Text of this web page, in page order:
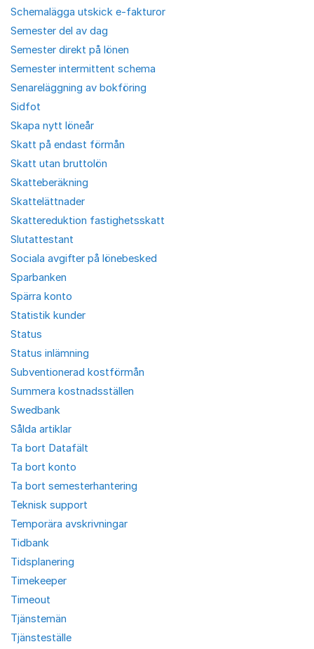
Schemalägga utskick e-fakturor
Semester del av dag
Semester direkt på lönen
Semester intermittent schema
Senareläggning av bokföring
Sidfot
Skapa nytt löneår
Skatt på endast förmån
Skatt utan bruttolön
Skatteberäkning
Skattelättnader
Skattereduktion fastighetsskatt
Slutattestant
Sociala avgifter på lönebesked
Sparbanken
Spärra konto
Statistik kunder
Status
Status inlämning
Subventionerad kostförmån
Summera kostnadsställen
Swedbank
Sålda artiklar
Ta bort Datafält
Ta bort konto
Ta bort semesterhantering
Teknisk support
Temporära avskrivningar
Tidbank
Tidsplanering
Timekeeper
Timeout
Tjänstemän
Tjänsteställe